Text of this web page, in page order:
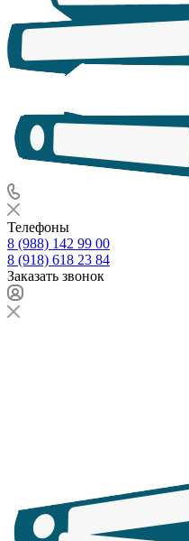
Телефоны
8 (988) 142 99 00
8 (918) 618 23 84
Заказать звонок